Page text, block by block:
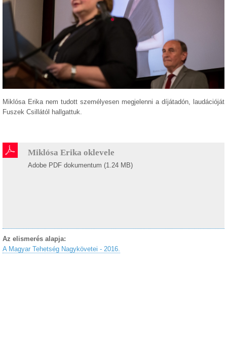
Miklósa Erika nem tudott személyesen megjelenni a díjátadón, laudációját
Fuszek Csillától hallgattuk.
Miklósa Erika oklevele
Adobe PDF dokumentum (1.24 MB)
Az elismerés alapja:
A Magyar Tehetség Nagykövetei - 2016.